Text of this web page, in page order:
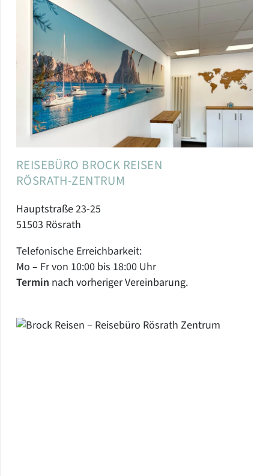
REISEBÜRO BROCK REISEN
RÖSRATH-ZENTRUM
Hauptstraße 23-25
51503 Rösrath
Telefonische Erreichbarkeit:
Mo – Fr von 10:00 bis 18:00 Uhr
Termin nach vorheriger Vereinbarung.